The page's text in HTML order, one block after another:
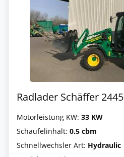
Radlader Schäffer 2445
Motorleistung KW: 33 KW
Schaufelinhalt: 0.5 cbm
Schnellwechsler Art: Hydraulic